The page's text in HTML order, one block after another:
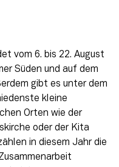
vom 6. bis 22. August
Süden und auf dem
gibt es unter dem
kleine
Orten wie der
oder der Kita
in diesem Jahr die